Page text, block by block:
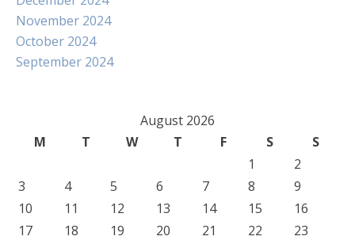
November 2024
October 2024
September 2024
August 2026
M
T W T F S
S
1
2
3
4 5 6 7 8
9
10
11 12 13 14 15
16
17
18 19 20 21 22
23